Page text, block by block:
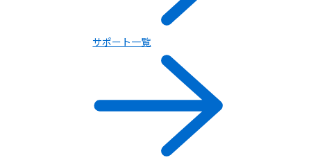
サポート一覧